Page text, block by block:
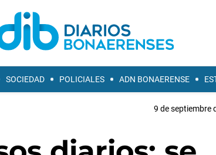
SOCIEDAD POLICIALES ADN BONAERENSE
9 de septiembre